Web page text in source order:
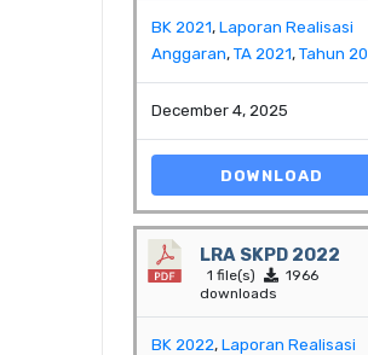
BK 2021, Laporan Realisasi
Anggaran, TA 2021, Tahun
December 4, 2025
DOWNLOAD
LRA SKPD 2022
1 file(s)
1966
downloads
BK 2022, Laporan Realisasi